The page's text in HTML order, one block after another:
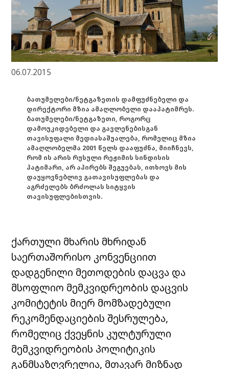
06.07.2015
ბათუმელები/ნეტგაზეთის დამფუძნებელი და
დირექტორი მზია ამაღლობელი დააპატიმრეს.
ბათუმელები/ნეტგაზეთი, როგორც
დამოუკიდებელი და გავლენებისგან
თავისუფალი მედიასაშუალება, რომელიც მზია
ამაღლობელმა 2001 წელს დააფუძნა, მიიჩნევს,
რომ ის არის რუსული რეჟიმის სინდისის
პატიმარი, არ აპირებს შეგუებას, ითხოვს მის
დაუყოვნებლივ გათავისუფლებას და
აგრძელებს ბრძოლას სიტყვის
თავისუფლებისთვის.
ქართული მხარის მხრიდან
საერთაშორისო კონვენციით
დადგენილი მეთოდების დაცვა და
მსოფლიო მემკვიდრეობის დაცვის
კომიტეტის მიერ მომზადებული
რეკომენდაციების შესრულება,
რომელიც ქვეყნის კულტურული
მემკვიდრეობის პოლიტიკის
განმსაზღვრელია, მთავარ მიზნად